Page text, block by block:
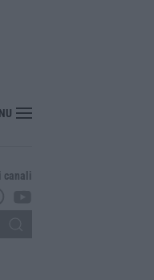
ma i risultati arriveranno»
canali